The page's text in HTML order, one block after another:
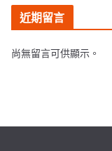
近期留言
尚無留言可供顯示。